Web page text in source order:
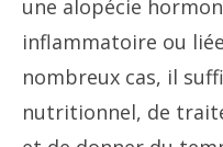
une alopécie
inflammatoire ou
nombreux cas, il
nutritionnel, de